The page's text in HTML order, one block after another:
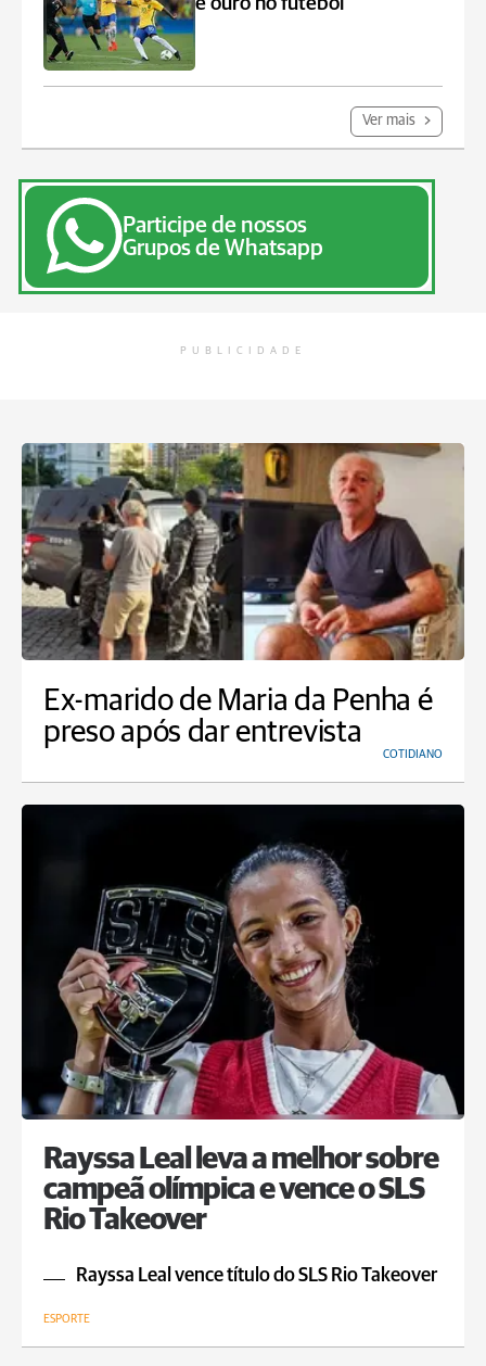
Ver mais
Participe de nossos
Grupos de Whatsapp
PUBLICIDADE
Ex-marido de Maria da Penha é
preso após dar entrevista
COTIDIANO
Rayssa Leal leva a melhor sobre
campeã olímpica e vence o SLS
Rio Takeover
Rayssa Leal vence título do SLS Rio Takeover
ESPORTE